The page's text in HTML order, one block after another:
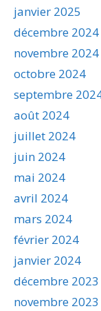
janvier 2025
décembre 2024
novembre 2024
octobre 2024
septembre
août 2024
juillet 2024
juin 2024
mai 2024
avril 2024
mars 2024
février 2024
janvier 2024
décembre 2023
novembre 2023